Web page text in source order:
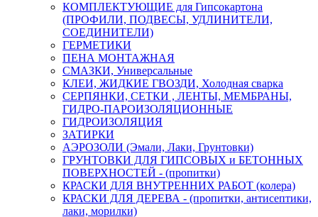
КОМПЛЕКТУЮЩИЕ для Гипсокартона
(ПРОФИЛИ, ПОДВЕСЫ, УДЛИНИТЕЛИ,
СОЕДИНИТЕЛИ)
ГЕРМЕТИКИ
ПЕНА МОНТАЖНАЯ
СМАЗКИ, Универсальные
КЛЕИ, ЖИДКИЕ ГВОЗДИ, Холодная сварка
СЕРПЯНКИ, СЕТКИ , ЛЕНТЫ, МЕМБРАНЫ,
ГИДРО-ПАРОИЗОЛЯЦИОННЫЕ
ГИДРОИЗОЛЯЦИЯ
ЗАТИРКИ
АЭРОЗОЛИ (Эмали, Лаки, Грунтовки)
ГРУНТОВКИ ДЛЯ ГИПСОВЫХ и БЕТОННЫХ
ПОВЕРХНОСТЕЙ - (пропитки)
КРАСКИ ДЛЯ ВНУТРЕННИХ РАБОТ (колера)
КРАСКИ ДЛЯ ДЕРЕВА - (пропитки, антисептики,
лаки, морилки)